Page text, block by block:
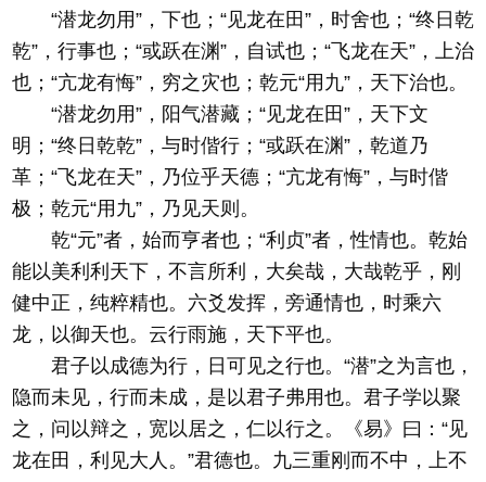
“潜龙勿用”，下也；“见龙在田”，时舍也；“终日乾
乾”，行事也；“或跃在渊”，自试也；“飞龙在天”，上治
也；“亢龙有悔”，穷之灾也；乾元“用九”，天下治也。
“潜龙勿用”，阳气潜藏；“见龙在田”，天下文
明；“终日乾乾”，与时偕行；“或跃在渊”，乾道乃
革；“飞龙在天”，乃位乎天德；“亢龙有悔”，与时偕
极；乾元“用九”，乃见天则。
乾“元”者，始而亨者也；“利贞”者，性情也。乾始
能以美利利天下，不言所利，大矣哉，大哉乾乎，刚
健中正，纯粹精也。六爻发挥，旁通情也，时乘六
龙，以御天也。云行雨施，天下平也。
君子以成德为行，日可见之行也。“潜”之为言也，
隐而未见，行而未成，是以君子弗用也。君子学以聚
之，问以辩之，宽以居之，仁以行之。《易》曰：“见
龙在田，利见大人。”君德也。九三重刚而不中，上不